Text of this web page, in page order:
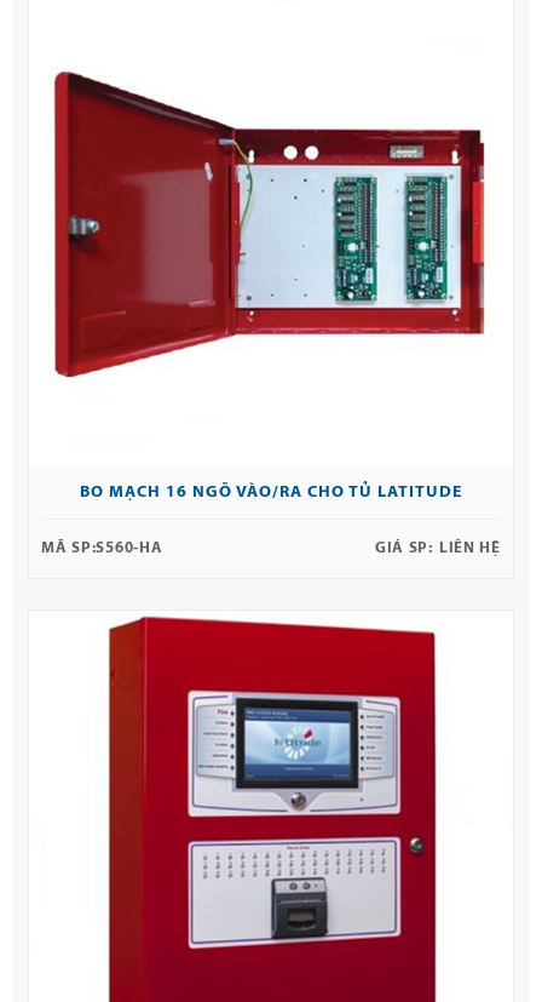
BO MẠCH 16 NGÕ VÀO/RA CHO TỦ LATITUDE
MÃ SP:S560-HA GIÁ SP: LIÊN HỆ